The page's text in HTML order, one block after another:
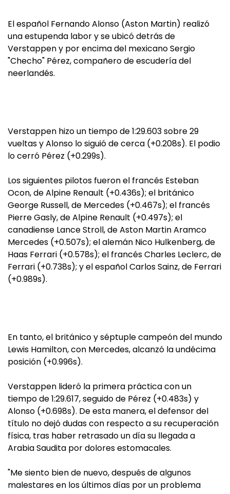
El español Fernando Alonso (Aston Martin) realizó
una estupenda labor y se ubicó detrás de
Verstappen y por encima del mexicano Sergio
"Checho" Pérez, compañero de escudería del
neerlandés.
Verstappen hizo un tiempo de 1:29.603 sobre 29
vueltas y Alonso lo siguió de cerca (+0.208s). El podio
lo cerró Pérez (+0.299s).
Los siguientes pilotos fueron el francés Esteban
Ocon, de Alpine Renault (+0.436s); el británico
George Russell, de Mercedes (+0.467s); el francés
Pierre Gasly, de Alpine Renault (+0.497s); el
canadiense Lance Stroll, de Aston Martin Aramco
Mercedes (+0.507s); el alemán Nico Hulkenberg, de
Haas Ferrari (+0.578s); el francés Charles Leclerc, de
Ferrari (+0.738s); y el español Carlos Sainz, de Ferrari
(+0.989s).
En tanto, el británico y séptuple campeón del mundo
Lewis Hamilton, con Mercedes, alcanzó la undécima
posición (+0.996s).
Verstappen lideró la primera práctica con un
tiempo de 1:29.617, seguido de Pérez (+0.483s) y
Alonso (+0.698s). De esta manera, el defensor del
título no dejó dudas con respecto a su recuperación
física, tras haber retrasado un día su llegada a
Arabia Saudita por dolores estomacales.
"Me siento bien de nuevo, después de algunos
malestares en los últimos días por un problema